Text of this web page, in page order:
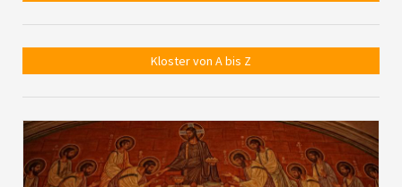
Kloster von A bis Z